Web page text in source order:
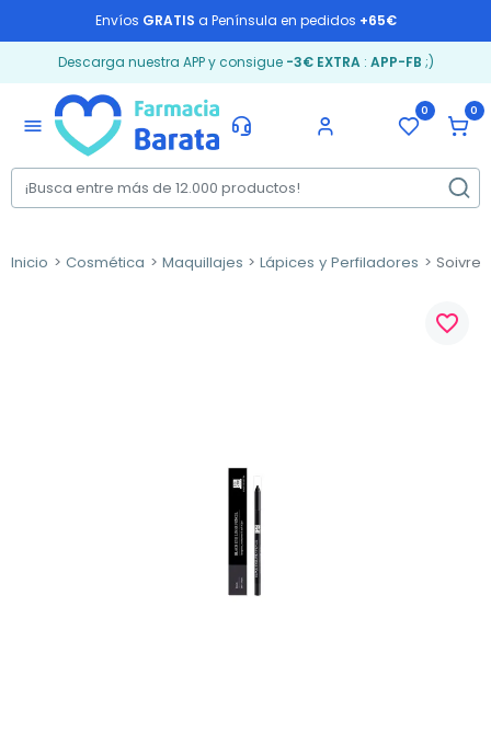
Envíos GRATIS a Península en pedidos +65€
Descarga nuestra APP y consigue -3€ EXTRA: APP-FB ;)
menu
0 0
Inicio Cosmética Maquillajes Lápices y Perfiladores Soivre
favorite_border